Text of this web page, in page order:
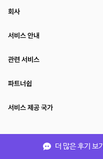
더 많은 후기 보기
회사
서비스 안내
관련 서비스
파트너쉽
서비스 제공 국가
(주)NSPACE 사업자정보